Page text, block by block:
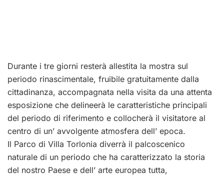
Durante i tre giorni resterà allestita la mostra sul
periodo rinascimentale, fruibile gratuitamente dalla
cittadinanza, accompagnata nella visita da una attenta
esposizione che delineerà le caratteristiche principali
del periodo di riferimento e collocherà il visitatore al
centro di un’ avvolgente atmosfera dell’ epoca.
Il Parco di Villa Torlonia diverrà il palcoscenico
naturale di un periodo che ha caratterizzato la storia
del nostro Paese e dell’ arte europea tutta,